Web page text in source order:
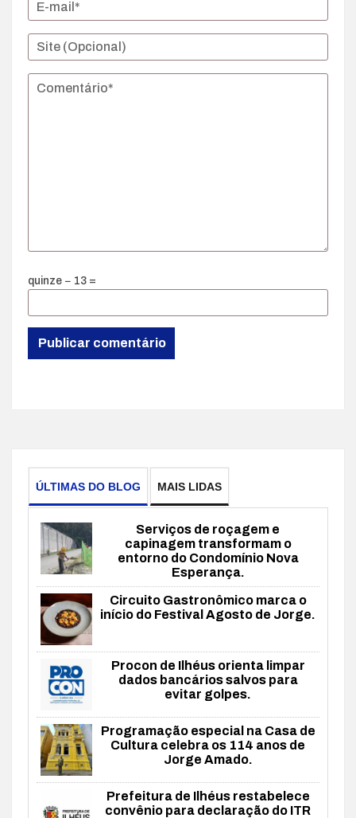
quinze − 13 =
ÚLTIMAS DO BLOG MAIS LIDAS
Serviços de roçagem e
capinagem transformam o
entorno do Condomínio Nova
Esperança.
Circuito Gastronômico marca o
início do Festival Agosto de Jorge.
Procon de Ilhéus orienta limpar
dados bancários salvos para
evitar golpes.
Programação especial na Casa de
Cultura celebra os 114 anos de
Jorge Amado.
Prefeitura de Ilhéus restabelece
convênio para declaração do ITR